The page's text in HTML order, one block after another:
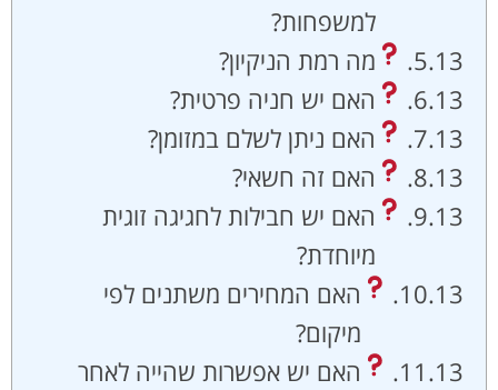
למשפחות?
מה רמת הניקיון?
האם יש חניה פרטית?
האם ניתן לשלם במזומן?
האם זה חשאי?
האם יש חבילות לחגיגה זוגית
מיוחדת?
האם המחירים משתנים לפי
מיקום?
האם יש אפשרות שהייה לאחר